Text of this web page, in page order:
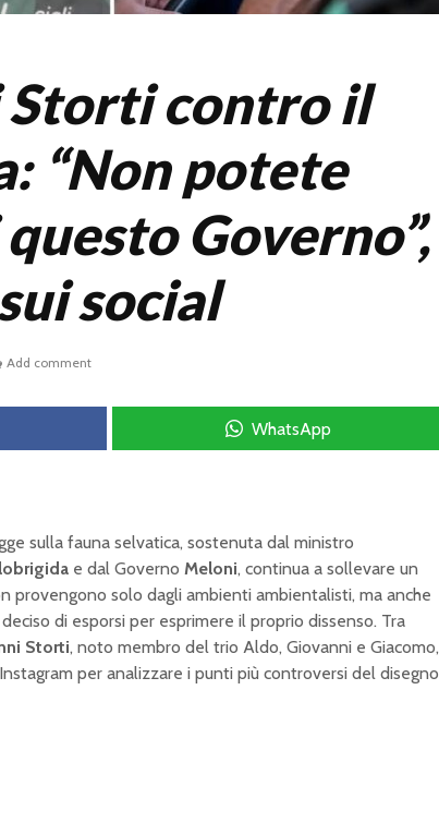
Storti contro il
“Non potete
Governo”,
social
Add comment
WhatsApp
sulla fauna selvatica, sostenuta dal ministro
e dal Governo Meloni, continua a sollevare un
provengono solo dagli ambienti ambientalisti, ma anche
di esporsi per esprimere il proprio dissenso. Tra
Storti, noto membro del trio Aldo, Giovanni e Giacomo,
per analizzare i punti più controversi del disegno